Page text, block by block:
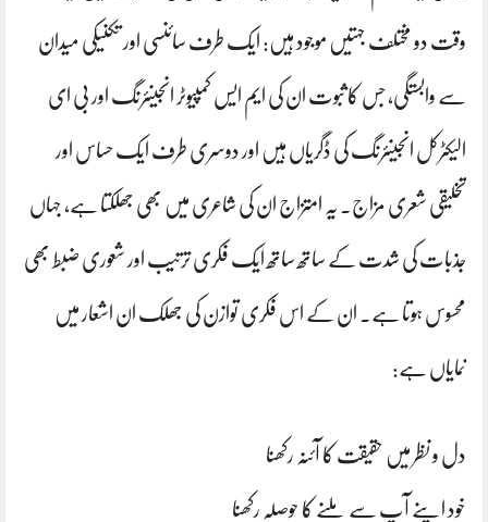
وقت دو مختلف جہتیں موجود ہیں: ایک طرف سائنسی اور تکنیکی میدان
سے وابستگی، جس کا ثبوت ان کی ایم ایس کمپیوٹر انجینئرنگ اور بی ای
الیکٹرکل انجینئرنگ کی ڈگریاں ہیں اور دوسری طرف ایک حساس اور
تخلیقی شعری مزاج۔ یہ امتزاج ان کی شاعری میں بھی جھلکتا ہے، جہاں
جذبات کی شدت کے ساتھ ساتھ ایک فکری ترتیب اور شعوری ضبط بھی
محسوس ہوتا ہے۔ ان کے اس فکری توازن کی جھلک ان اشعار میں
نمایاں ہے:
دل و نظر میں حقیقت کا آئنہ رکھنا
خود اپنے آپ سے ملنے کا حوصلہ رکھنا